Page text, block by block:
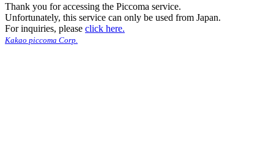
Thank you for accessing the Piccoma service.
Unfortunately, this service can only be used from Japan.
For inquiries, please click here.
Kakao piccoma Corp.